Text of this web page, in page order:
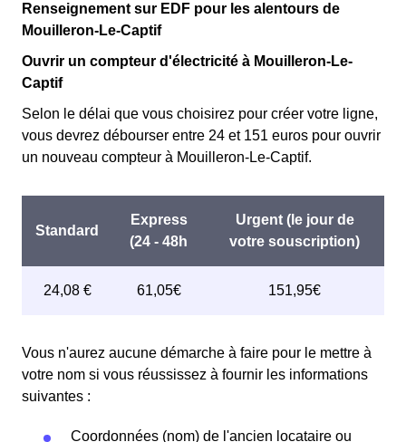
Renseignement sur EDF pour les alentours de
Mouilleron-Le-Captif
Ouvrir un compteur d'électricité à Mouilleron-Le-
Captif
Selon le délai que vous choisirez pour créer votre ligne,
vous devrez débourser entre 24 et 151 euros pour ouvrir
un nouveau compteur à Mouilleron-Le-Captif.
Vous n'aurez aucune démarche à faire pour le mettre à
votre nom si vous réussissez à fournir les informations
suivantes :
Coordonnées (nom) de l'ancien locataire ou